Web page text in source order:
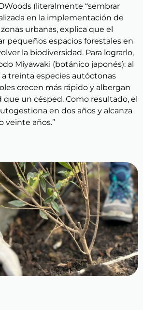
(literalmente “sembrar
en la implementación de
urbanas, explica que el
pequeños espacios forestales en
la biodiversidad. Para lograrlo,
Miyawaki (botánico japonés): al
treinta especies autóctonas
crecen más rápido y albergan
un césped. Como resultado, el
en dos años y alcanza
veinte años.”